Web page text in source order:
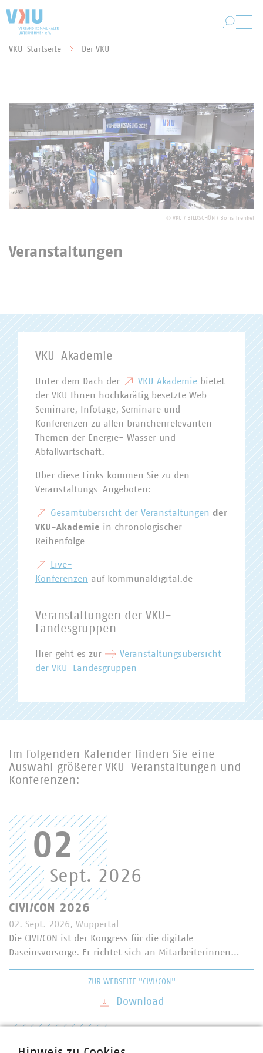
VKU-Startseite Der VKU
© VKU / BILDSCHÖN / Boris Trenkel
Veranstaltungen
VKU-Akademie
Unter dem Dach der VKU Akademie bietet
der VKU Ihnen hochkarätig besetzte Web-
Seminare, Infotage, Seminare und
Konferenzen zu allen branchenrelevanten
Themen der Energie- Wasser und
Abfallwirtschaft.
Über diese Links kommen Sie zu den
Veranstaltungs-Angeboten:
Gesamtübersicht der Veranstaltungen der
VKU-Akademie in chronologischer
Reihenfolge
Live-
Konferenzen auf kommunaldigital.de
Veranstaltungen der VKU-
Landesgruppen
Hier geht es zur
Veranstaltungsübersicht
der VKU-Landesgruppen
Im folgenden Kalender finden Sie eine
Auswahl größerer VKU-Veranstaltungen und
Konferenzen:
02
Sept. 2026
CIVI/CON 2026
02. Sept. 2026, Wuppertal
Die CIVI/CON ist der Kongress für die digitale
Daseinsvorsorge. Er richtet sich an Mitarbeiterinnen…
ZUR WEBSEITE "CIVI/CON"
Download